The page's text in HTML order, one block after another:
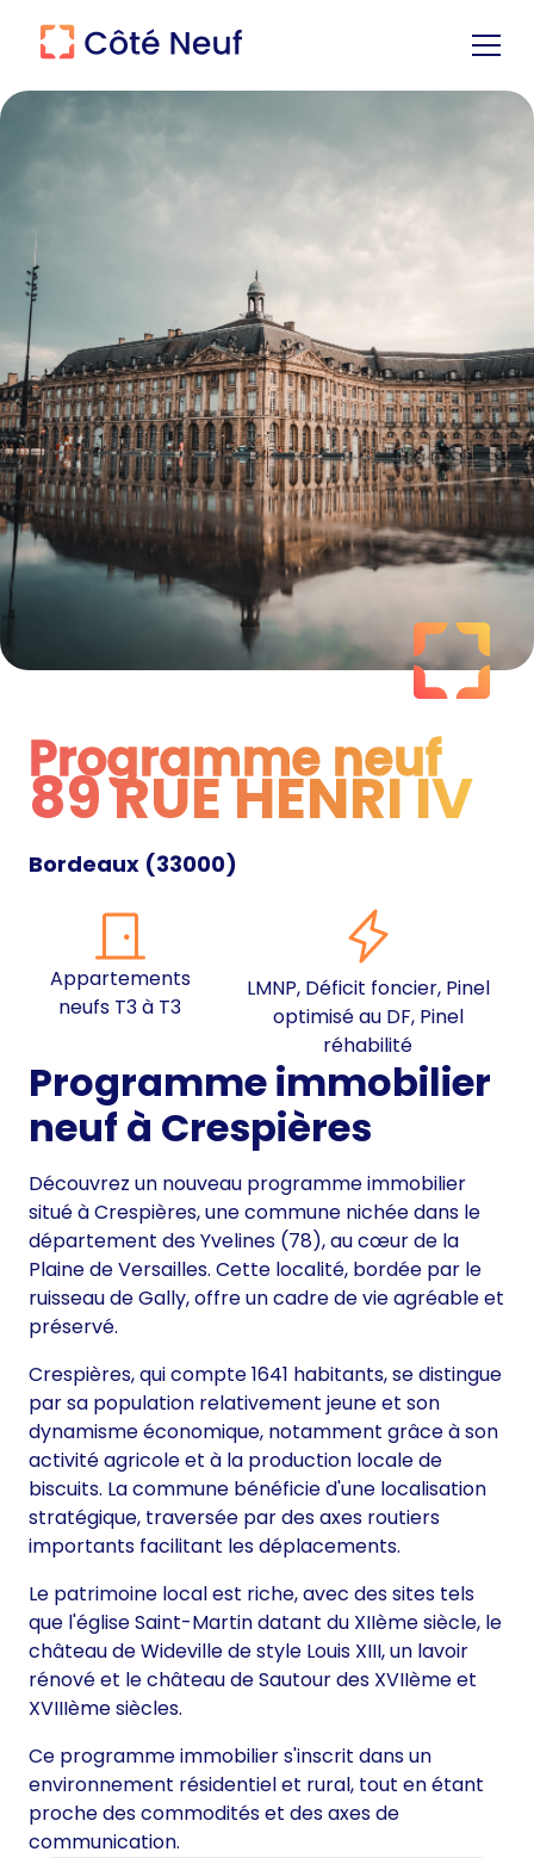
Programme neuf
Programme neuf
89 RUE HENRI IV
Bordeaux (33000)
Appartements
neufs T3 à T3
LMNP, Déficit foncier, Pinel
optimisé au DF, Pinel
réhabilité
Programme immobilier
neuf à Crespières
Découvrez un nouveau programme immobilier
situé à Crespières, une commune nichée dans le
département des Yvelines (78), au cœur de la
Plaine de Versailles. Cette localité, bordée par le
ruisseau de Gally, offre un cadre de vie agréable et
préservé.
Crespières, qui compte 1641 habitants, se distingue
par sa population relativement jeune et son
dynamisme économique, notamment grâce à son
activité agricole et à la production locale de
biscuits. La commune bénéficie d'une localisation
stratégique, traversée par des axes routiers
importants facilitant les déplacements.
Le patrimoine local est riche, avec des sites tels
que l'église Saint-Martin datant du XIIème siècle, le
château de Wideville de style Louis XIII, un lavoir
rénové et le château de Sautour des XVIIème et
XVIIIème siècles.
Ce programme immobilier s'inscrit dans un
environnement résidentiel et rural, tout en étant
proche des commodités et des axes de
communication.